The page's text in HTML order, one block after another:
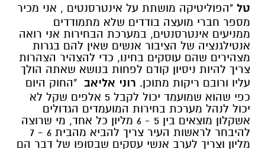
טל "הפוליטיקה מושתת על אינטרסנטים , אני מכיר
מספר חברי מועצה בודדים שלא מתמודדים
ממניעים אינטרסנטים, במערכת הבחירות אני רואה
אנטילגנציה של הציבור אנשים שאין להם בגרות
מצהירים שהם עוסקים בחינו, כדי להצהיר הצהרות
צריך להיות ניסיון קודם לפחות בנושא שאתה הולך
עליו ורובם ריקות מתוכן. רוני אליאב "החוק היום
כפי שהוא שמועמד יכול לקבל 5 אלפים שקל לא
יכול לנהל מערכת בחירות המועמדים הגדולים
אשקלון מוצאים בין 5 - 6 מליון כל אחד, מי שרוצה
להיבחר לראשות העיר צריך להביא מהבית 6 - 7
מליון וצריך לערב אנשי עסקים שבסופו של דבר הם